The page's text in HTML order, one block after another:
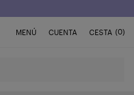
MENÚ CUENTA CESTA (0)